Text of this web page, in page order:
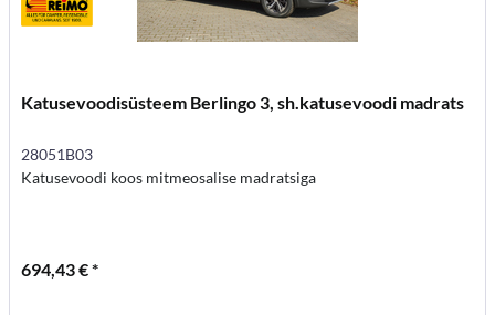
Katusevoodisüsteem Berlingo 3, sh.katusevoodi madrats
28051B03
Katusevoodi koos mitmeosalise madratsiga
694,43 € *